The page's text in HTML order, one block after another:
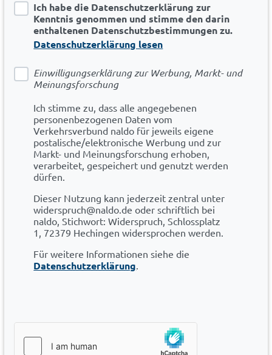
Ich habe die Datenschutzerklärung zur
Kenntnis genommen und stimme den darin
enthaltenen Datenschutzbestimmungen zu.
Datenschutzerklärung lesen
Einwilligungserklärung zur Werbung, Markt- und
Meinungsforschung
Ich stimme zu, dass alle angegebenen
personenbezogenen Daten vom
Verkehrsverbund naldo für jeweils eigene
postalische/elektronische Werbung und zur
Markt- und Meinungsforschung erhoben,
verarbeitet, gespeichert und genutzt werden
dürfen.
Dieser Nutzung kann jederzeit zentral unter
widerspruch@naldo.de oder schriftlich bei
naldo, Stichwort: Widerspruch, Schlossplatz
1, 72379 Hechingen widersprochen werden.
Für weitere Informationen siehe die
Datenschutzerklärung.